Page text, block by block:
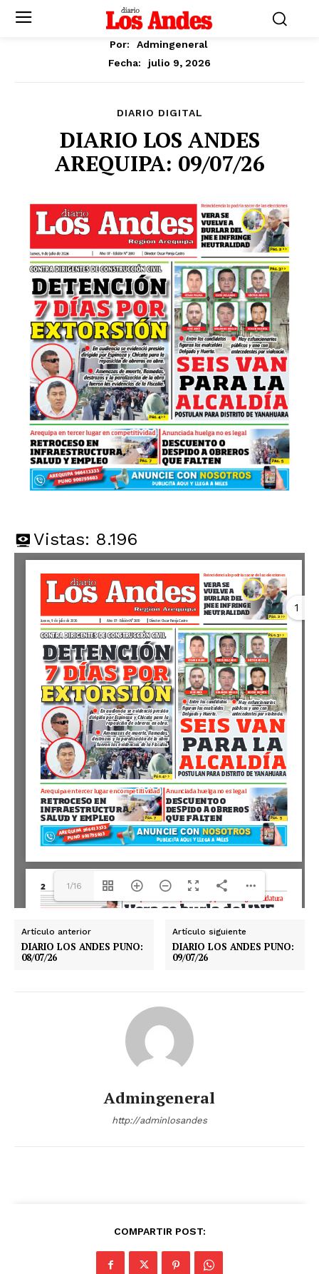
Por:
Admingeneral
Fecha:
julio 9, 2026
DIARIO DIGITAL
DIARIO LOS ANDES
AREQUIPA: 09/07/26
Vistas: 8.196
1/16
1
Artículo anterior
DIARIO LOS ANDES PUNO:
08/07/26
Artículo siguiente
DIARIO LOS ANDES PUNO:
09/07/26
Admingeneral
http://adminlosandes
COMPARTIR POST: